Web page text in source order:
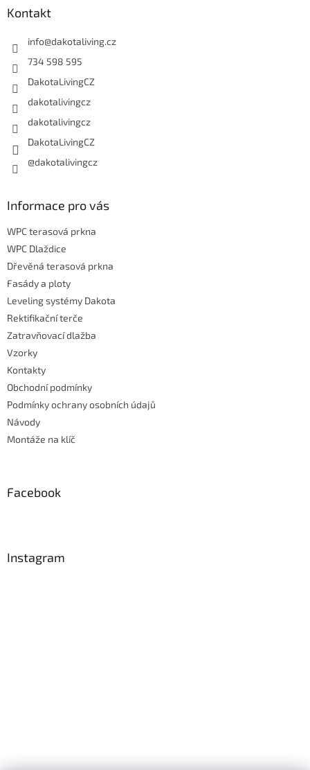
Kontakt
info@dakotaliving.cz
734 598 595
DakotaLivingCZ
dakotalivingcz
dakotalivingcz
DakotaLivingCZ
@dakotalivingcz
Informace pro vás
WPC terasová prkna
WPC Dlaždice
Dřevěná terasová prkna
Fasády a ploty
Leveling systémy Dakota
Rektifikační terče
Zatravňovací dlažba
Vzorky
Kontakty
Obchodní podmínky
Podmínky ochrany osobních údajů
Návody
Montáže na klíč
Facebook
Instagram